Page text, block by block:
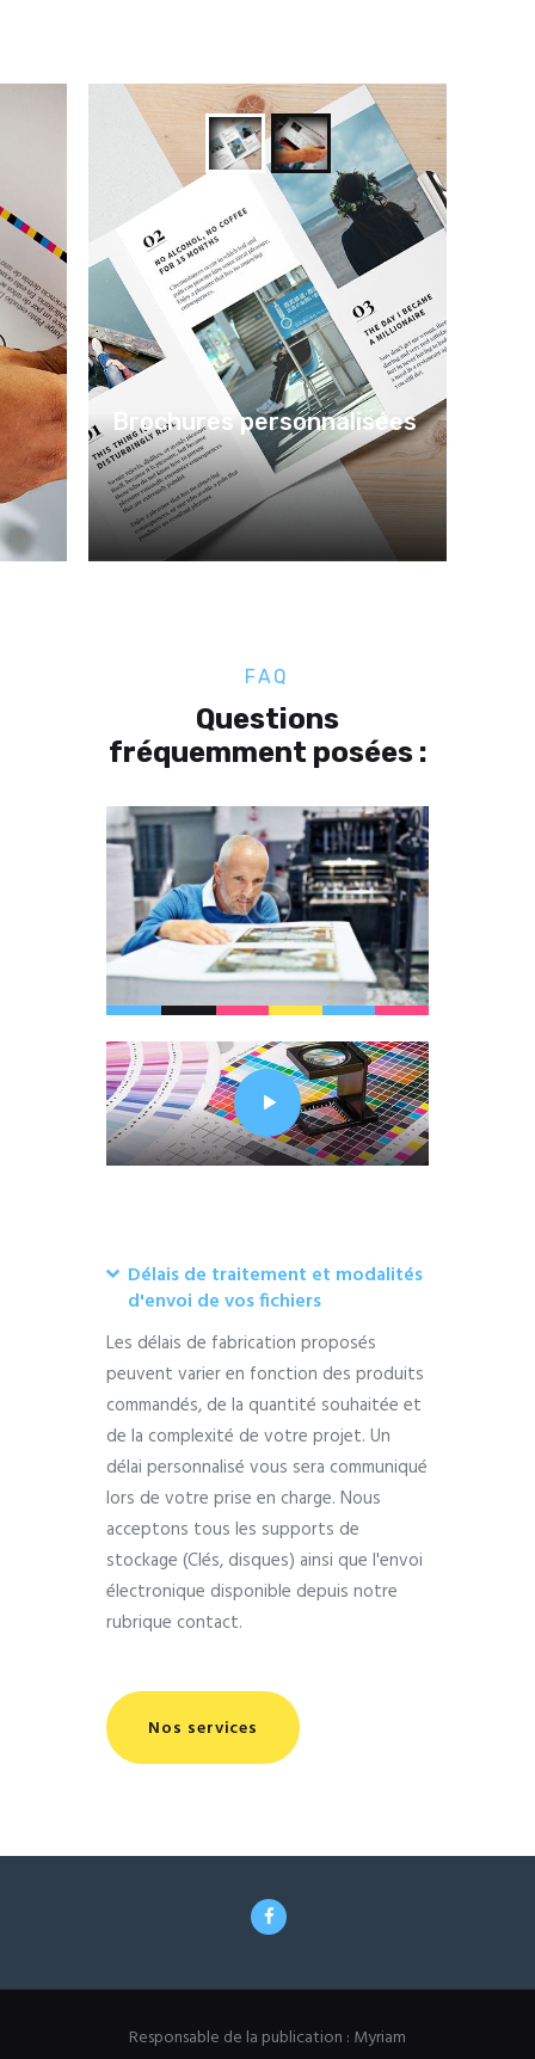
Brochures personnalisées
FAQ
Questions
fréquemment posées :
Délais de traitement et modalités
d'envoi de vos fichiers
Les délais de fabrication proposés
peuvent varier en fonction des produits
commandés, de la quantité souhaitée et
de la complexité de votre projet. Un
délai personnalisé vous sera communiqué
lors de votre prise en charge. Nous
acceptons tous les supports de
stockage (Clés, disques) ainsi que l'envoi
électronique disponible depuis notre
rubrique contact.
Nos services
Responsable de la publication : Myriam